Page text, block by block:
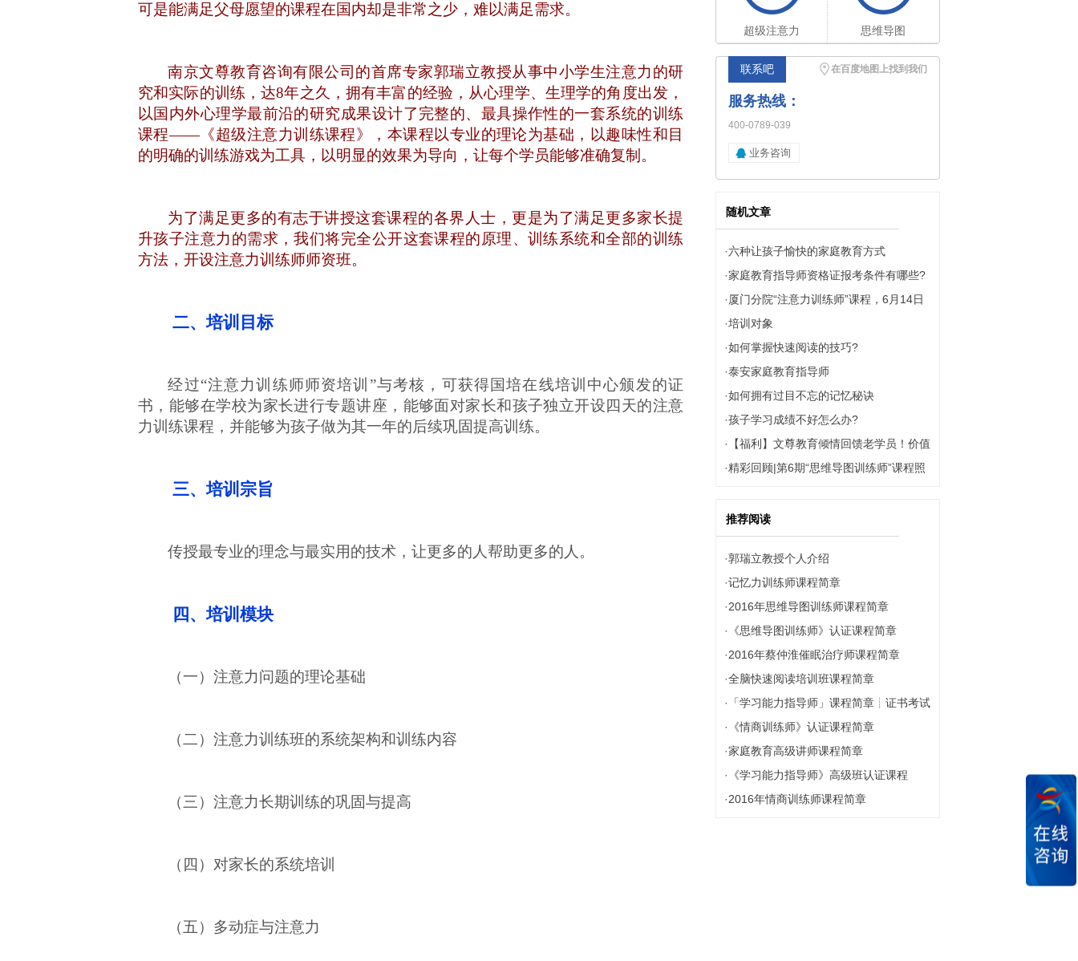
可是能满足父母愿望的课程在国内却是非常之少，难以满足需求。
南京文尊教育咨询有限公司的首席专家郭瑞立教授从事中小学生注意力的研
究和实际的训练，达8年之久，拥有丰富的经验，从心理学、生理学的角度出发，
以国内外心理学最前沿的研究成果设计了完整的、最具操作性的一套系统的训练
课程——《超级注意力训练课程》，本课程以专业的理论为基础，以趣味性和目
的明确的训练游戏为工具，以明显的效果为导向，让每个学员能够准确复制。
为了满足更多的有志于讲授这套课程的各界人士，更是为了满足更多家长提
升孩子注意力的需求，我们将完全公开这套课程的原理、训练系统和全部的训练
方法，开设注意力训练师师资班。
二、培训目标
经过“注意力训练师师资培训”与考核，可获得国培在线培训中心颁发的证
书，能够在学校为家长进行专题讲座，能够面对家长和孩子独立开设四天的注意
力训练课程，并能够为孩子做为其一年的后续巩固提高训练。
三、培训宗旨
传授最专业的理念与最实用的技术，让更多的人帮助更多的人。
四、培训模块
（一）注意力问题的理论基础
（二）注意力训练班的系统架构和训练内容
（三）注意力长期训练的巩固与提高
（四）对家长的系统培训
（五）多动症与注意力
超级注意力 思维导图
联系吧 在百度地图上找到我们
服务热线：
400-0789-039
业务咨询
随机文章
·六种让孩子愉快的家庭教育方式
·家庭教育指导师资格证报考条件有哪些?
· 厦门分院“注意力训练师”课程，6月14日
即将开课！
·培训对象
·如何掌握快速阅读的技巧?
·泰安家庭教育指导师
·如何拥有过目不忘的记忆秘诀
·孩子学习成绩不好怎么办?
·
【福利】文尊教育倾情回馈老学员！价值
4800元的《家庭教育指导师线上强化班》
·精彩回顾|第6期“思维导图训练师”课程照
推荐阅读
·郭瑞立教授个人介绍
·记忆力训练师课程简章
·2016年思维导图训练师课程简章
·
《思维导图训练师》认证课程简章
·2016年蔡仲淮催眠治疗师课程简章
·全脑快速阅读培训班课程简章
·
「学习能力指导师」课程简章┊证书考试
·
《情商训练师》认证课程简章
·家庭教育高级讲师课程简章
·
《学习能力指导师》高级班认证课程
·2016年情商训练师课程简章